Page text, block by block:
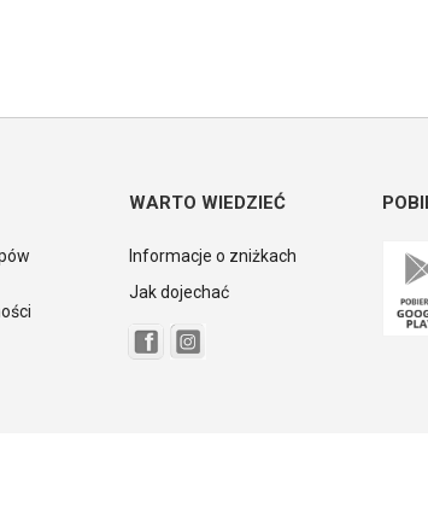
WARTO WIEDZIEĆ
Informacje o zniżkach
Jak dojechać